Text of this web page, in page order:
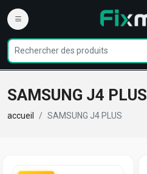
SAMSUNG J4 PLUS
accueil SAMSUNG J4 PLUS